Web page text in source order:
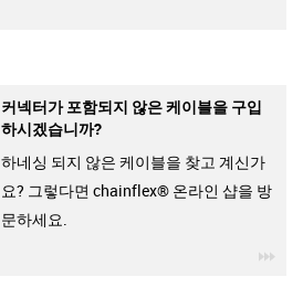
커넥터가 포함되지 않은 케이블을 구입
하시겠습니까?
하네싱 되지 않은 케이블을 찾고 계신가
요? 그렇다면 chainflex® 온라인 샵을 방
문하세요.